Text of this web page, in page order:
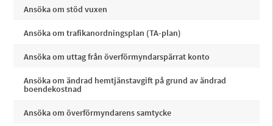
Ansöka om stöd vuxen
Ansöka om trafikanordningsplan (TA-plan)
Ansöka om uttag från överförmyndarspärrat konto
Ansöka om ändrad hemtjänstavgift på grund av ändrad
boendekostnad
Ansöka om överförmyndarens samtycke